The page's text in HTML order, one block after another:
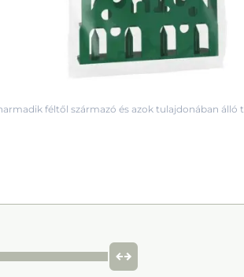
féltől származó és azok tulajdonában álló